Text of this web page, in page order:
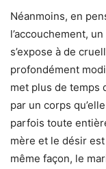
Néanmoins, en
l’accouchement,
s’expose à de
profondément
met plus de temps
par un corps
parfois toute
mère et le désir
même façon, le